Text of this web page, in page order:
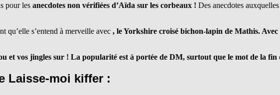
pour les anecdotes non vérifiées d’Aïda sur les corbeaux ! Des anecdotes
qu’elle s’entend à merveille avec , le Yorkshire croisé bichon-lapin de Mathis. Avec
et vos jingles sur ! La popularité est à portée de DM, surtout que le mot de la fin
Laisse-moi kiffer :